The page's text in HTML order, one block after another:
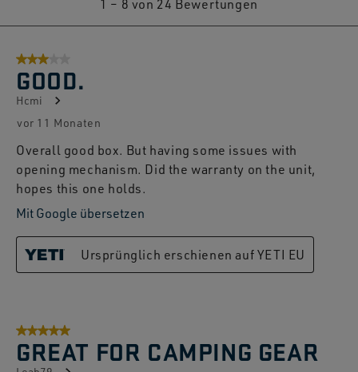
von
Bewertungen.
1 – 8 von 24 Bewertungen
3 von 5 Sternen.
GOOD.
Hcmi
vor 11 Monaten
Overall good box. But having some issues with
opening mechanism. Did the warranty on the unit,
hopes this one holds.
Mit Google übersetzen
Ursprünglich erschienen auf YETI EU
5 von 5 Sternen.
GREAT FOR CAMPING GEAR